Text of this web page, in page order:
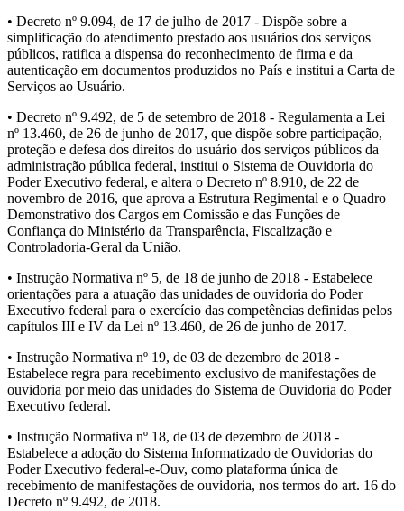
• Decreto nº 9.094, de 17 de julho de 2017 - Dispõe sobre a
simplificação do atendimento prestado aos usuários dos serviços
públicos, ratifica a dispensa do reconhecimento de firma e da
autenticação em documentos produzidos no País e institui a Carta de
Serviços ao Usuário.
• Decreto nº 9.492, de 5 de setembro de 2018 - Regulamenta a Lei
nº 13.460, de 26 de junho de 2017, que dispõe sobre participação,
proteção e defesa dos direitos do usuário dos serviços públicos da
administração pública federal, institui o Sistema de Ouvidoria do
Poder Executivo federal, e altera o Decreto nº 8.910, de 22 de
novembro de 2016, que aprova a Estrutura Regimental e o Quadro
Demonstrativo dos Cargos em Comissão e das Funções de
Confiança do Ministério da Transparência, Fiscalização e
Controladoria-Geral da União.
• Instrução Normativa nº 5, de 18 de junho de 2018 - Estabelece
orientações para a atuação das unidades de ouvidoria do Poder
Executivo federal para o exercício das competências definidas pelos
capítulos III e IV da Lei nº 13.460, de 26 de junho de 2017.
• Instrução Normativa nº 19, de 03 de dezembro de 2018 -
Estabelece regra para recebimento exclusivo de manifestações de
ouvidoria por meio das unidades do Sistema de Ouvidoria do Poder
Executivo federal.
• Instrução Normativa nº 18, de 03 de dezembro de 2018 -
Estabelece a adoção do Sistema Informatizado de Ouvidorias do
Poder Executivo federal-e-Ouv, como plataforma única de
recebimento de manifestações de ouvidoria, nos termos do art. 16 do
Decreto nº 9.492, de 2018.